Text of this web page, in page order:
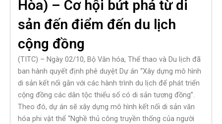
Hòa) – Cơ hội bứt phá từ di
sản đến điểm đến du lịch
cộng đồng
(TITC) – Ngày 02/10, Bộ Văn hóa, Thể thao và Du lịch đã
ban hành quyết định phê duyệt Dự án “Xây dựng mô hình
di sản kết nối gắn với các hành trình du lịch để phát triển
cộng đồng các dân tộc thiểu số có di sản tương đồng”.
Theo đó, dự án sẽ xây dựng mô hình kết nối di sản văn
hóa phi vật thể “Nghề thủ công truyền thống của người